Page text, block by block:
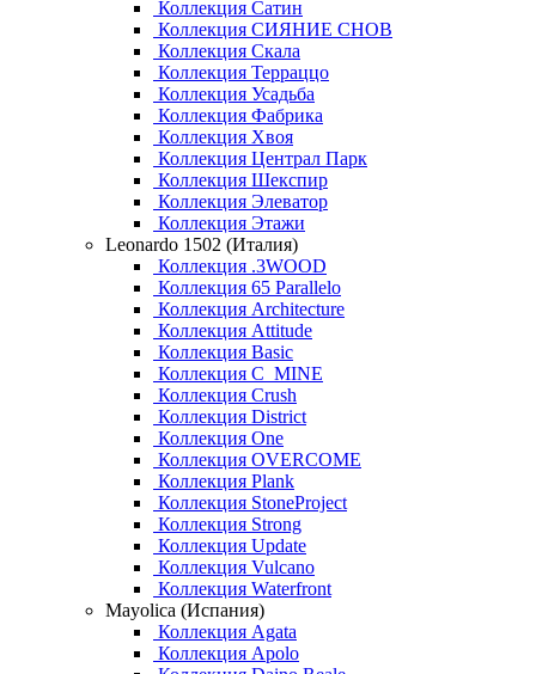
Коллекция Сатин
Коллекция СИЯНИЕ СНОВ
Коллекция Скала
Коллекция Терраццо
Коллекция Усадьба
Коллекция Фабрика
Коллекция Хвоя
Коллекция Централ Парк
Коллекция Шекспир
Коллекция Элеватор
Коллекция Этажи
Leonardo 1502 (Италия)
Коллекция .3WOOD
Коллекция 65 Parallelo
Коллекция Architecture
Коллекция Attitude
Коллекция Basic
Коллекция C_MINE
Коллекция Crush
Коллекция District
Коллекция One
Коллекция OVERCOME
Коллекция Plank
Коллекция StoneProject
Коллекция Strong
Коллекция Update
Коллекция Vulcano
Коллекция Waterfront
Mayolica (Испания)
Коллекция Agata
Коллекция Apolo